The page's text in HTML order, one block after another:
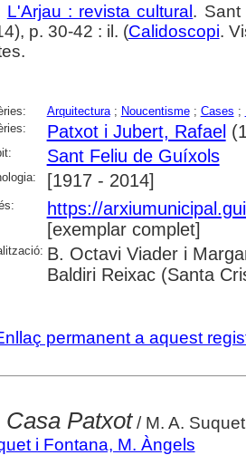
L'Arjau : revista cultural. Sant
p. 30-42 : il. (Calidoscopi.
Arquitectura; Noucentisme; Cases ;
Patxot i Jubert, Rafael
Sant Feliu de Guíxols
[1917 - 2014]
https://
[exemplar complet]
B. Octavi Viader i
Baldiri Reixac (Santa
permanent a aquest
Casa Patxot/ M. A.
i Fontana, M. Àngels